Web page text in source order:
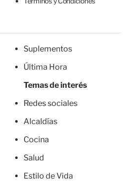
Suplementos
Última Hora
Temas de interés
Redes sociales
Alcaldías
Cocina
Salud
Estilo de Vida